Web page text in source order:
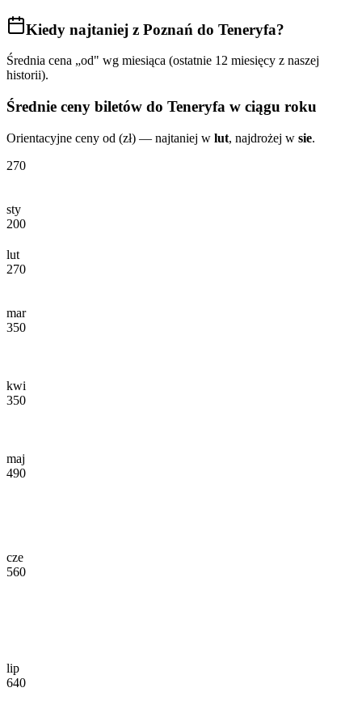
Kiedy najtaniej z Poznań do Teneryfa?
Średnia cena „od" wg miesiąca (ostatnie 12 miesięcy z naszej
historii).
Średnie ceny biletów do Teneryfa w ciągu roku
Orientacyjne ceny od (zł) — najtaniej w lut, najdrożej w sie.
270
sty
200
lut
270
mar
350
kwi
350
maj
490
cze
560
lip
640